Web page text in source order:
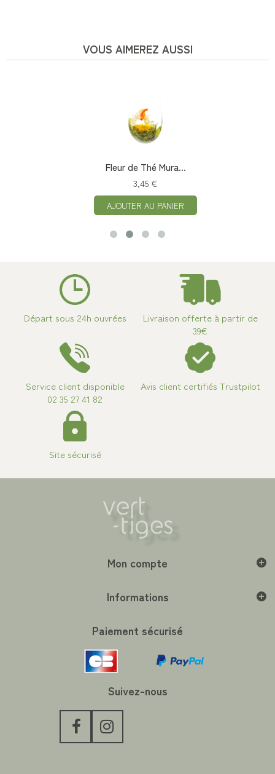
VOUS AIMEREZ AUSSI
Fleur de Thé Mura...
AJOUTER AU PANIER
Départ sous 24h ouvrées
Livraison offerte à partir de
39€
Service client disponible
02 35 27 41 82
Avis client certifiés Trustpilot
Site sécurisé
Mon compte
Informations
Paiement sécurisé
Suivez-nous